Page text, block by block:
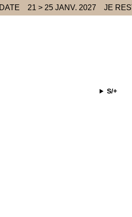
21 > 25 JANV. 2027 JE
S/+